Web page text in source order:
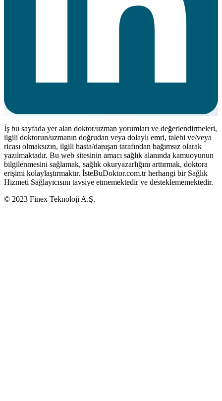
İş bu sayfada yer alan doktor/uzman yorumları ve değerlendirmeleri,
ilgili doktorun/uzmanın doğrudan veya dolaylı emri, talebi ve/veya
ricası olmaksızın, ilgili hasta/danışan tarafından bağımsız olarak
yazılmaktadır. Bu web sitesinin amacı sağlık alanında kamuoyunun
bilgilenmesini sağlamak, sağlık okuryazarlığını arttırmak, doktora
erişimi kolaylaştırmaktır. İsteBuDoktor.com.tr herhangi bir Sağlık
Hizmeti Sağlayıcısını tavsiye etmemektedir ve desteklememektedir.
© 2023 Finex Teknoloji A.Ş.